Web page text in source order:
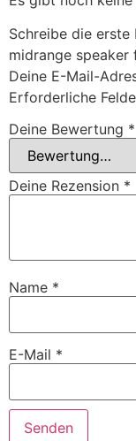
Schreibe die erste
midrange speaker
Deine E-Mail-
Erforderliche
Deine Bewertung *
Deine Rezension *
Name *
E-Mail *